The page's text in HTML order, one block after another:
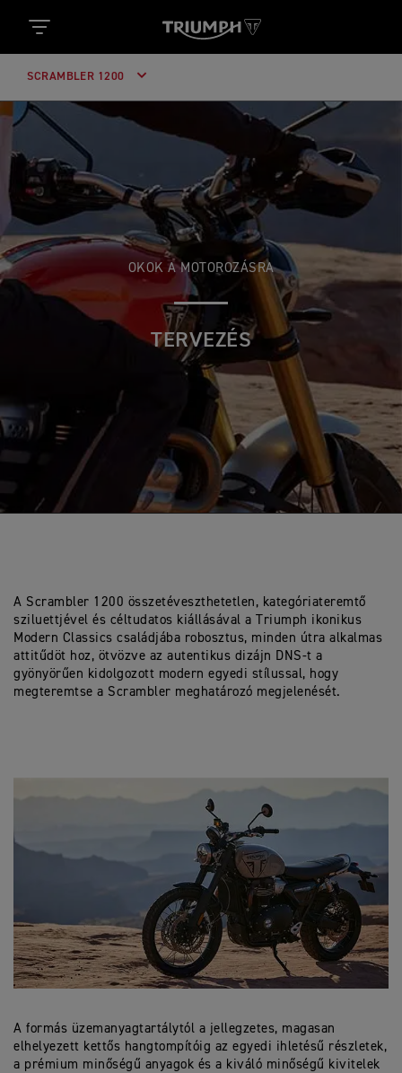
SCRAMBLER 1200
OKOK A MOTOROZÁSRA
TERVEZÉS
A Scrambler 1200 összetéveszthetetlen, kategóriateremtő
sziluettjével és céltudatos kiállásával a Triumph ikonikus
Modern Classics családjába robosztus, minden útra alkalmas
attitűdöt hoz, ötvözve az autentikus dizájn DNS-t a
gyönyörűen kidolgozott modern egyedi stílussal, hogy
megteremtse a Scrambler meghatározó megjelenését.
A formás üzemanyagtartálytól a jellegzetes, magasan
elhelyezett kettős hangtompítóig az egyedi ihletésű részletek,
a prémium minőségű anyagok és a kiváló minőségű kivitelek